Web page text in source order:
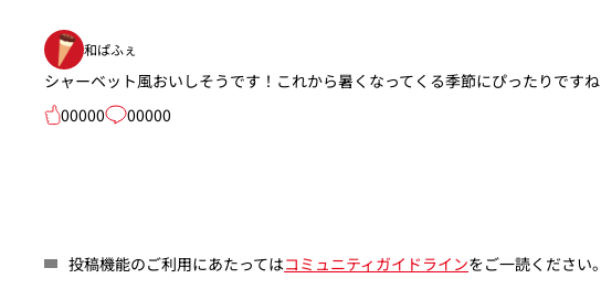
和ぱふぇ
シャーベット風おいしそうです！これから暑くなってくる季節にぴったりですね
00000
00000
投稿機能のご利用にあたってはコミュニティガイドラインをご一読ください。